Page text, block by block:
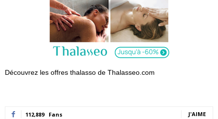
Découvrez les offres thalasso de Thalasseo.com
112,889 Fans J'AIME